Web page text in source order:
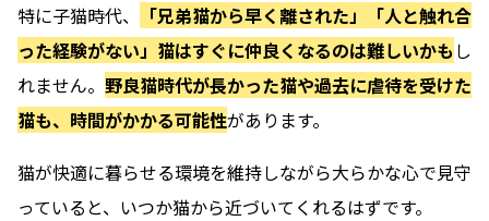
特に子猫時代、
「兄弟猫から早く離された」「人と触れ合
った経験がない」猫はすぐに仲良くなるのは難しいかもし
れません。 野良猫時代が長かった猫や過去に虐待を受けた
猫も、時間がかかる可能性があります。
猫が快適に暮らせる環境を維持しながら大らかな心で見守
っていると、いつか猫から近づいてくれるはずです。